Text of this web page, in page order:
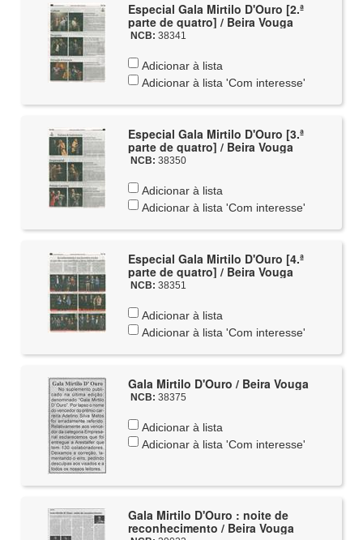
Especial Gala Mirtilo D'Ouro [2.ª
parte de quatro] / Beira Vouga
NCB: 38341
Adicionar à lista
Adicionar à lista 'Com interesse'
Especial Gala Mirtilo D'Ouro [3.ª
parte de quatro] / Beira Vouga
NCB: 38350
Adicionar à lista
Adicionar à lista 'Com interesse'
Especial Gala Mirtilo D'Ouro [4.ª
parte de quatro] / Beira Vouga
NCB: 38351
Adicionar à lista
Adicionar à lista 'Com interesse'
Gala Mirtilo D'Ouro / Beira Vouga
NCB: 38375
Adicionar à lista
Adicionar à lista 'Com interesse'
Gala Mirtilo D'Ouro : noite de
reconhecimento / Beira Vouga